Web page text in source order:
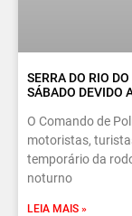
SERRA DO RIO
SÁBADO DEVIDO
O Comando de
motoristas,
temporário da
noturno
LEIA MAIS »